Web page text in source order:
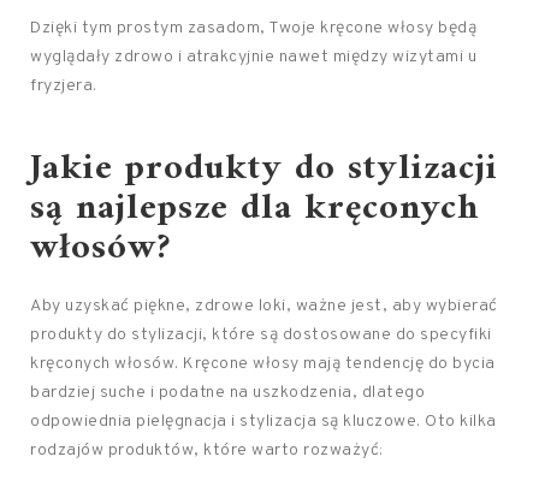
Dzięki tym prostym zasadom, Twoje kręcone włosy będą
wyglądały zdrowo i atrakcyjnie nawet między wizytami u
fryzjera.
Jakie produkty do stylizacji
są najlepsze dla kręconych
włosów?
Aby uzyskać piękne, zdrowe loki, ważne jest, aby wybierać
produkty do stylizacji, które są dostosowane do specyfiki
kręconych włosów. Kręcone włosy mają tendencję do bycia
bardziej suche i podatne na uszkodzenia, dlatego
odpowiednia pielęgnacja i stylizacja są kluczowe. Oto kilka
rodzajów produktów, które warto rozważyć: